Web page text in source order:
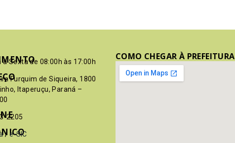
à Sexta de 08:00h às 17:00h
Furquim de Siqueira, 1800
Itaperuçu, Paraná –
2205
/ e-SIC
COMO CHEGAR À PREFEITURA